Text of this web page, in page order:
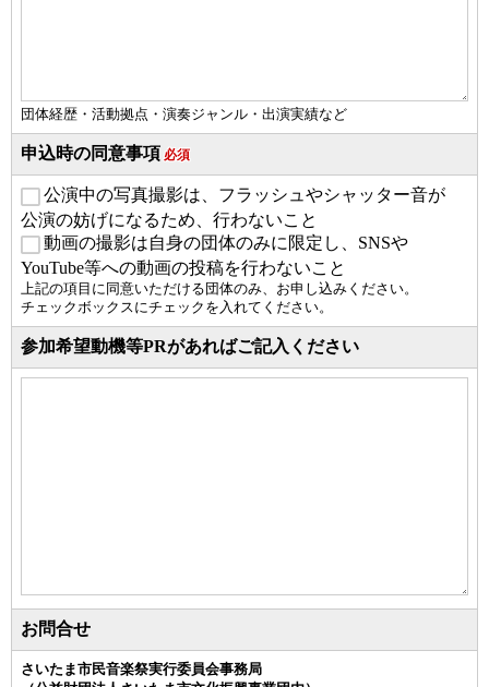
団体経歴・活動拠点・演奏ジャンル・出演実績など
申込時の同意事項 必須
公演中の写真撮影は、フラッシュやシャッター音が
公演の妨げになるため、行わないこと
動画の撮影は自身の団体のみに限定し、SNSや
YouTube等への動画の投稿を行わないこと
上記の項目に同意いただける団体のみ、お申し込みください。
チェックボックスにチェックを入れてください。
参加希望動機等PRがあればご記入ください
お問合せ
さいたま市民音楽祭実行委員会事務局